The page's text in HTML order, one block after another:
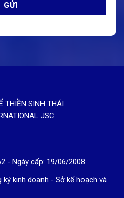
THIỀN SINH THÁI
JSC
- Ngày cấp: 19/06/2008
kinh doanh - Sở kế hoạch và